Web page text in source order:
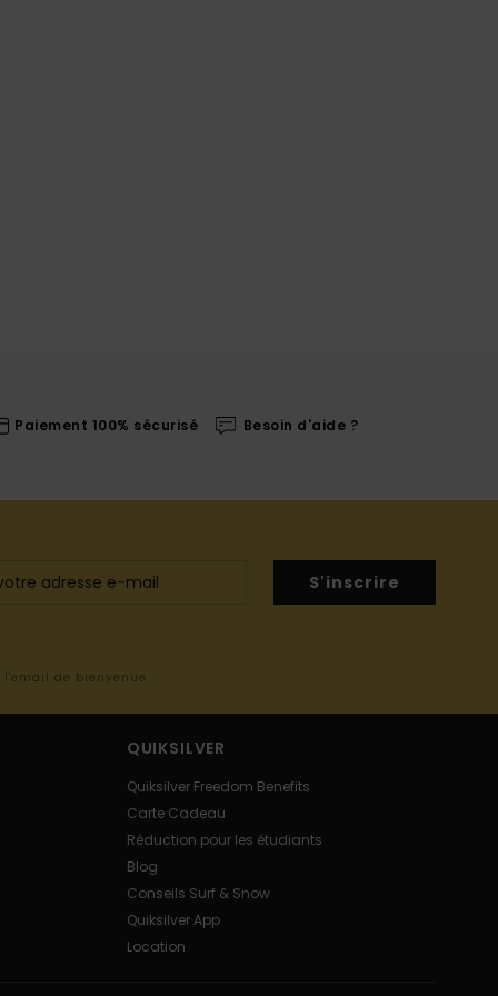
Paiement 100% sécurisé Besoin d'aide ?
S'inscrire
de bienvenue
QUIKSILVER
Quiksilver Freedom Benefits
Carte Cadeau
Réduction pour les étudiants
Blog
Conseils Surf & Snow
Quiksilver App
Location